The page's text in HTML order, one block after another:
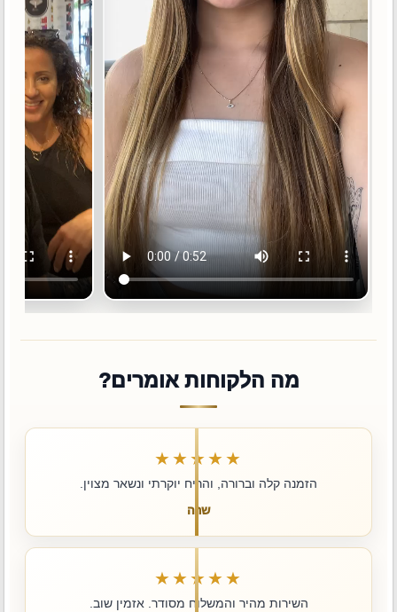
מה הלקוחות אומרים?
★★★★★
הזמנה קלה וברורה, והריח יוקרתי ונשאר מצוין.
שרה
★★★★★
השירות מהיר והמשלוח מסודר. אזמין שוב.